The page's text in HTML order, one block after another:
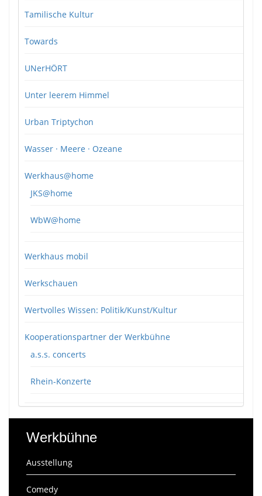
Tamilische Kultur
Towards
UNerHÖRT
Unter leerem Himmel
Urban Triptychon
Wasser · Meere · Ozeane
Werkhaus@home
JKS@home
WbW@home
Werkhaus mobil
Werkschauen
Wertvolles Wissen: Politik/Kunst/Kultur
Kooperationspartner der Werkbühne
a.s.s. concerts
Rhein-Konzerte
Werkbühne
Ausstellung
Comedy